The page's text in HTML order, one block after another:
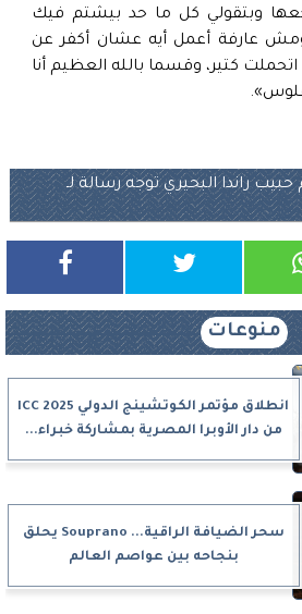
وبتقولي كل ما حد بيشتم فيك
عارفة أعمل أيه عشان أكفر عن
كتير، وقسما بالله العظيم أنا
راندا البحيري توجه رسالة لـ
منوعات
انطلاق مؤتمر الكوتشينج الدولي ICC 2025
من دار الأوبرا المصرية بمشاركة خبراء...
سحر الضيافة الراقية... Souprano يحلق
بنجاحه بين عواصم العالم